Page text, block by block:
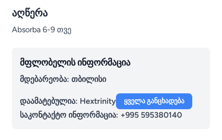
აღწერა
Absorba 6-9 თვე
მფლობელის ინფორმაცია
მდებარეობა: თბილისი
დაამატებულია: Hextrinity ყველა განცხადება
საკონტაქტო ინფორმაცია: +995 595380140